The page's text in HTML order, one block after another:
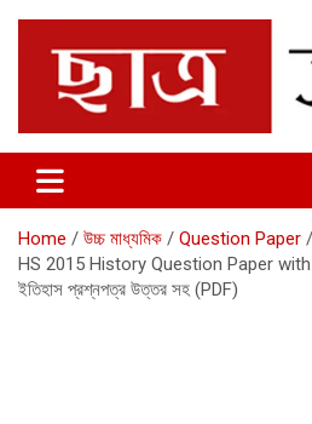
content
Chhatrosathi
Home উচ্চ মাধ্যমিক
Question Paper
HS 2015 History Question Paper with
ইতিহাস প্রশ্নপত্র উত্তর সহ (PDF)